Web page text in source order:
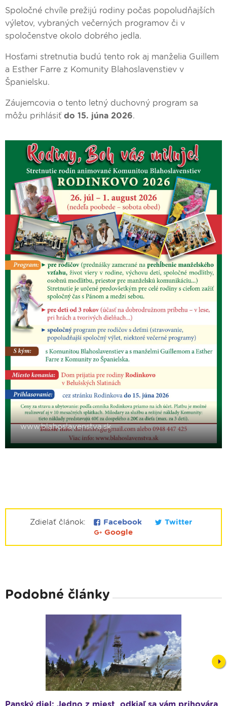
Spoločné chvíle prežijú rodiny počas popoludňajších
výletov, vybraných večerných programov či v
spoločenstve okolo dobrého jedla.
Hosťami stretnutia budú tento rok aj manželia Guillem
a Esther Farre z Komunity Blahoslavenstiev v
Španielsku.
Záujemcovia o tento letný duchovný program sa
môžu prihlásiť do 15. júna 2026.
Zdielať článok: Facebook
Twitter
Google
Podobné články
Panský diel: Jedno z miest, odkiaľ sa vám prihovára